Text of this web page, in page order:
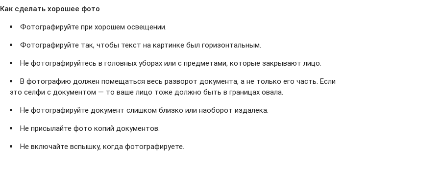
Как сделать хорошее фото
Фотографируйте при хорошем освещении.
Фотографируйте так, чтобы текст на картинке был горизонтальным.
Не фотографируйтесь в головных уборах или с предметами, которые закрывают лицо.
В фотографию должен помещаться весь разворот документа, а не только его часть. Если
это селфи с документом — то ваше лицо тоже должно быть в границах овала.
Не фотографируйте документ слишком близко или наоборот издалека.
Не присылайте фото копий документов.
Не включайте вспышку, когда фотографируете.